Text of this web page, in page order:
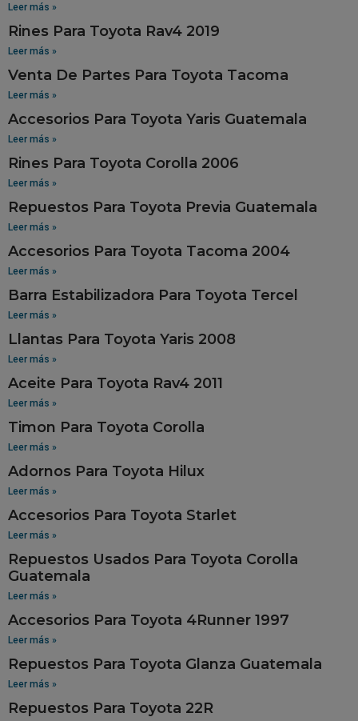
Leer más »
Rines Para Toyota Rav4 2019
Leer más »
Venta De Partes Para Toyota Tacoma
Leer más »
Accesorios Para Toyota Yaris Guatemala
Leer más »
Rines Para Toyota Corolla 2006
Leer más »
Repuestos Para Toyota Previa Guatemala
Leer más »
Accesorios Para Toyota Tacoma 2004
Leer más »
Barra Estabilizadora Para Toyota Tercel
Leer más »
Llantas Para Toyota Yaris 2008
Leer más »
Aceite Para Toyota Rav4 2011
Leer más »
Timon Para Toyota Corolla
Leer más »
Adornos Para Toyota Hilux
Leer más »
Accesorios Para Toyota Starlet
Leer más »
Repuestos Usados Para Toyota Corolla
Guatemala
Leer más »
Accesorios Para Toyota 4Runner 1997
Leer más »
Repuestos Para Toyota Glanza Guatemala
Leer más »
Repuestos Para Toyota 22R